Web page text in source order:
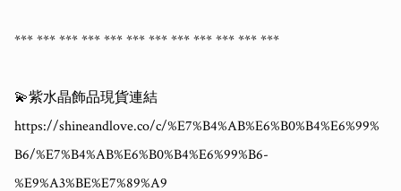
*** *** *** *** *** *** *** *** *** *** *** ***
💫紫水晶飾品現貨連結
https://shineandlove.co/c/%E7%B4%AB%E6%B0%B4%E6%99%
B6/%E7%B4%AB%E6%B0%B4%E6%99%B6-
%E9%A3%BE%E7%89%A9